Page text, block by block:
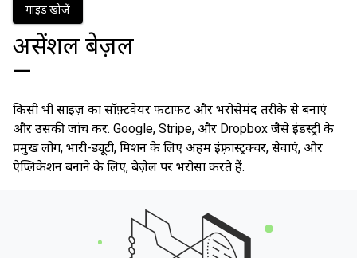
गाइड खोजें
असेंशल बेज़ल
—
किसी भी साइज़ का सॉफ़्टवेयर फटाफट और भरोसेमंद तरीके से बनाएं
और उसकी जांच करें. Google, Stripe, और Dropbox जैसे इंडस्ट्री के
प्रमुख लोग, भारी-ड्यूटी, मिशन के लिए अहम इंफ़्रास्ट्रक्चर, सेवाएं, और
ऐप्लिकेशन बनाने के लिए, बेज़ेल पर भरोसा करते हैं.